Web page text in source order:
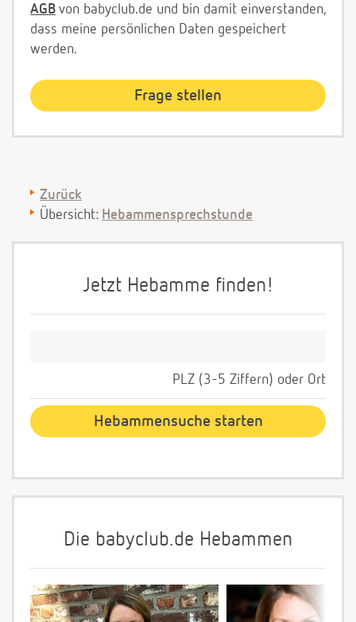
AGB von babyclub.de und bin damit einverstanden,
dass meine persönlichen Daten gespeichert
werden.
Zurück
Übersicht: Hebammensprechstunde
Jetzt Hebamme finden!
PLZ (3-5 Ziffern) oder Ort
Die babyclub.de Hebammen